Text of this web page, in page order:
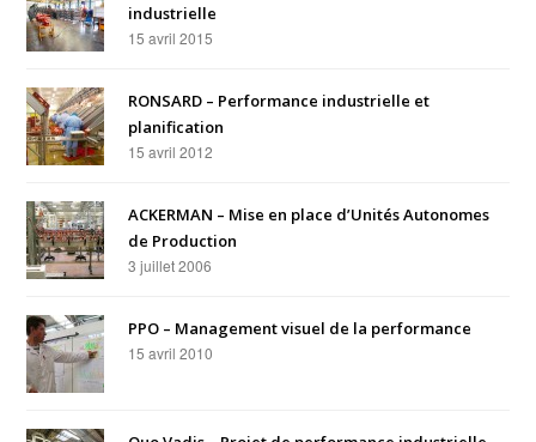
industrielle
15 avril 2015
RONSARD – Performance industrielle et
planification
15 avril 2012
ACKERMAN – Mise en place d’Unités Autonomes
de Production
3 juillet 2006
PPO – Management visuel de la performance
15 avril 2010